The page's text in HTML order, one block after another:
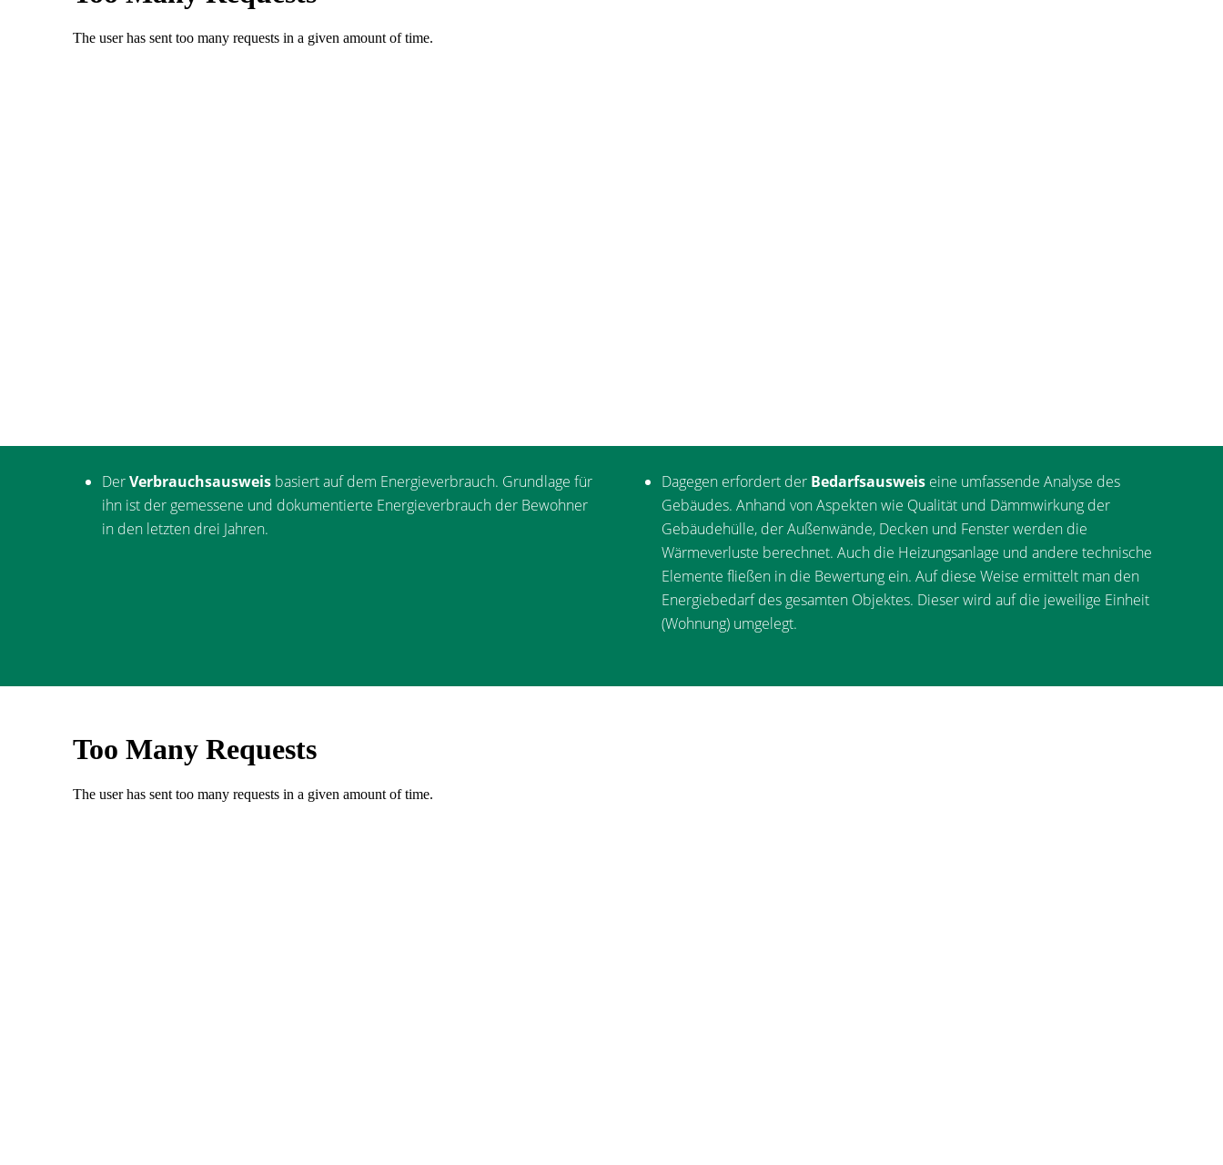
DerVerbrauchsausweis basiert auf dem Energieverbrauch. Grundlage für
ihn ist der gemessene und dokumentierte Energieverbrauch der Bewohner
in den letzten drei Jahren.
Dagegen erfordert der Bedarfsausweis eine umfassende Analyse des
Gebäudes. Anhand von Aspekten wie Qualität und Dämmwirkung der
Gebäudehülle, der Außenwände, Decken und Fenster werden die
Wärmeverluste berechnet. Auch die Heizungsanlage und andere technische
Elemente fließen in die Bewertung ein. Auf diese Weise ermittelt man den
Energiebedarf des gesamten Objektes. Dieser wird auf die jeweilige Einheit
(Wohnung) umgelegt.